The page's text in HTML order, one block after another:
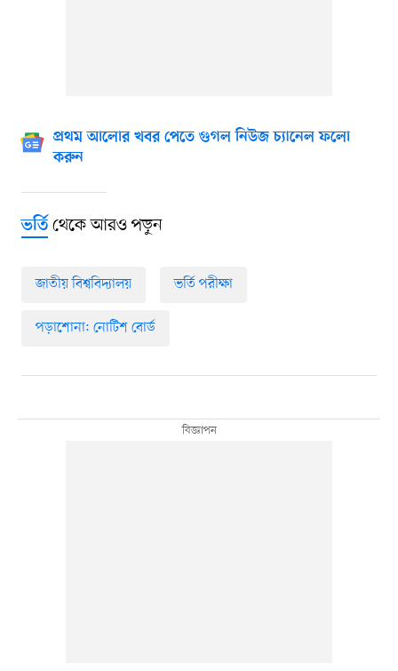
প্রথম আলোর খবর পেতে গুগল নিউজ চ্যানেল ফলো
করুন
ভর্তিথেকে আরও পড়ুন
জাতীয় বিশ্ববিদ্যালয় ভর্তি পরীক্ষা
পড়াশোনা: নোটিশ বোর্ড